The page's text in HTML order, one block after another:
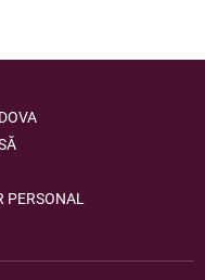
PERSONAL